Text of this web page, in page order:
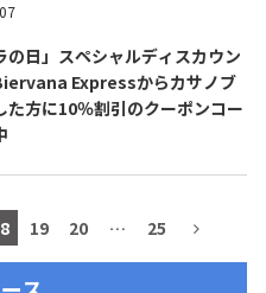
All rights reserved.
の日」スペシャルディスカウン
Expressからカサノブ
た方に10％割引のクーポンコー
19 20 … 25